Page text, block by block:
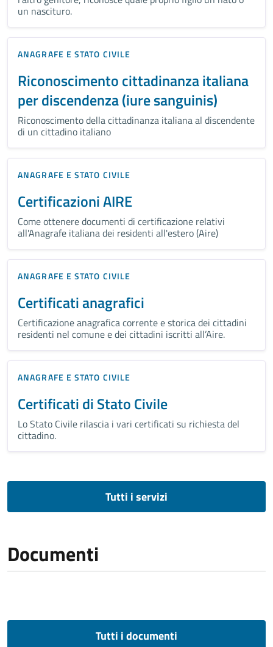
un nascituro.
ANAGRAFE E STATO CIVILE
Riconoscimento cittadinanza italiana
per discendenza (iure sanguinis)
Riconoscimento della cittadinanza italiana al discendente
di un cittadino italiano
ANAGRAFE E STATO CIVILE
Certificazioni AIRE
Come ottenere documenti di certificazione relativi
all'Anagrafe italiana dei residenti all'estero (Aire)
ANAGRAFE E STATO CIVILE
Certificati anagrafici
Certificazione anagrafica corrente e storica dei cittadini
residenti nel comune e dei cittadini iscritti all’Aire.
ANAGRAFE E STATO CIVILE
Certificati di Stato Civile
Lo Stato Civile rilascia i vari certificati su richiesta del
cittadino.
Tutti i servizi
Documenti
Tutti i documenti